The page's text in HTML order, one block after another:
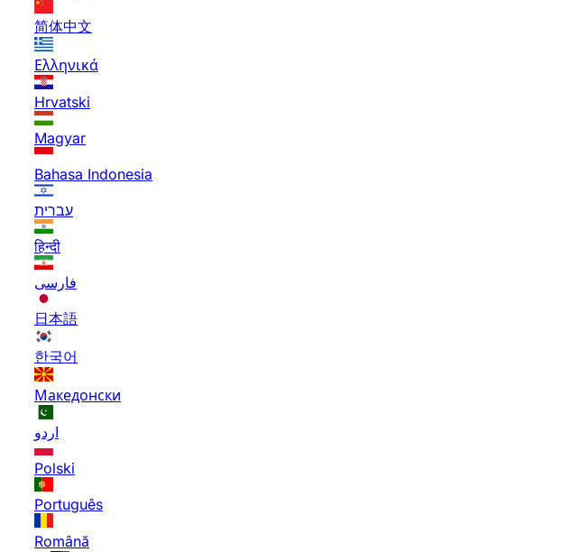
简体中文
Ελληνικά
Hrvatski
Magyar
Bahasa Indonesia
עברית
हिन्दी
فارسی
日本語
한국어
Македонски
اردو
Polski
Português
Română